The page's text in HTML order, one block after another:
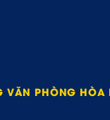
VĂN PHÒNG HÒA